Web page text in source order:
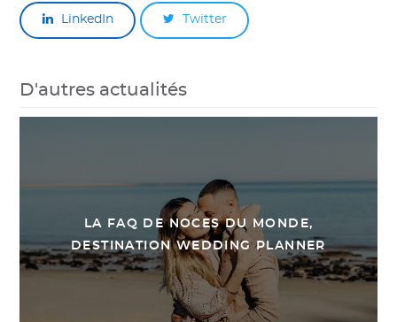
LinkedIn Twitter
D'autres actualités
LA FAQ DE NOCES DU MONDE,
DESTINATION WEDDING PLANNER